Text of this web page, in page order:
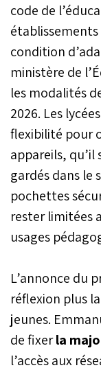
code de
établissements
condition
ministère de
les modalités
2026. Les
flexibilité pour
appareils, qu’il
gardés dans le
pochettes
rester limitées
usages
L’annonce du
réflexion plus
jeunes.
de fixerla
l’accès aux